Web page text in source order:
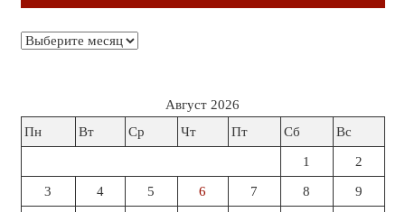
Архивы
Август 2026
Пн
Вт Ср Чт Пт Сб Вс
1 2
3 4 5 6 7 8 9